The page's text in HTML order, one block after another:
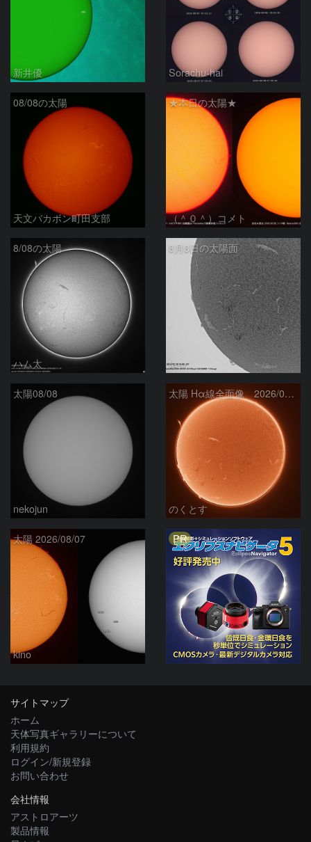
新井優 Sorachu-hai
08/08の太陽
天文バカボン町田支部
★本日の太陽★
（＾０＾）コメト
8/08の太陽
ハム太
8月8日の太陽面
ta-o
太陽08/08
nekojun
太陽 Hα線全面像 2026/08/08
のくとす
太陽 2026/08/07
kino
PR
サイトマップ
ホーム
天体写真ギャラリーについて
利用規約
ログイン/新規登録
お問い合わせ
会社情報
アストロアーツ
製品情報